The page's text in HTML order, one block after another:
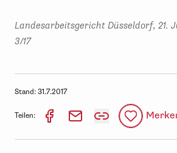
Landesarbeitsgericht Düsseldorf, 21.
3/17
Stand: 31.7.2017
Teilen: